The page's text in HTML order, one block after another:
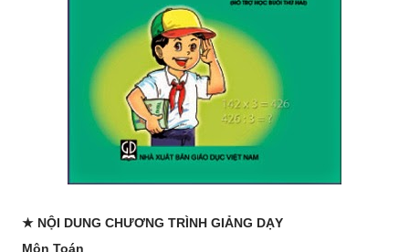
★ NỘI DUNG CHƯƠNG TRÌNH GIẢNG DẠY
Môn Toán